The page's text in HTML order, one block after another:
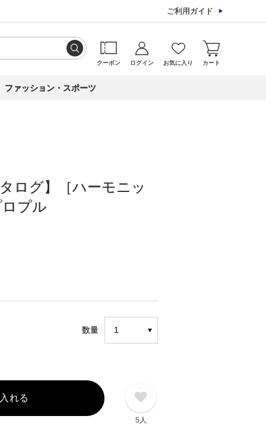
ご利用ガイド
クーポン ログイン お気に入り カート
ファッション・スポーツ
ログ】［ハーモニッ
プル
数量
れる
5人